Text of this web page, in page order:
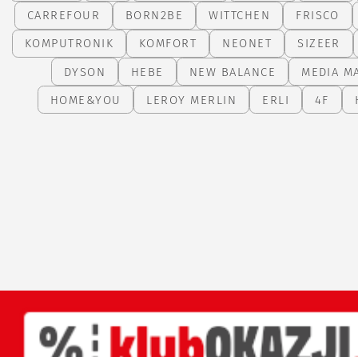
CARREFOUR
BORN2BE WITTCHEN
FRISCO
KOMPUTRONIK
KOMFORT NEONET
SIZEER
DYSON
HEBE NEW BALANCE
MEDIA
HOME&YOU
LEROY MERLIN ERLI 4F